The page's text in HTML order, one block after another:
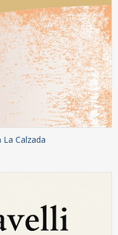
Calzada